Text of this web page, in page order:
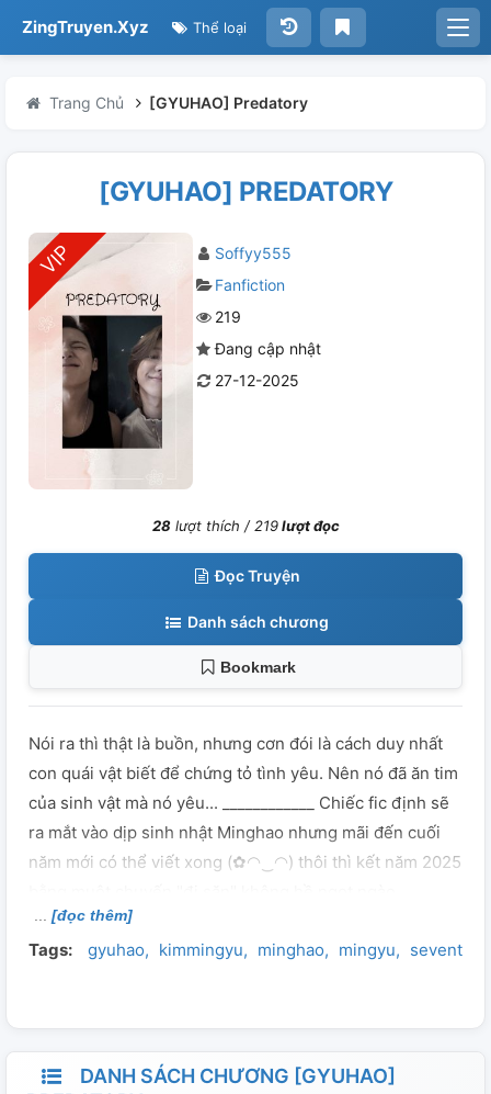
ZingTruyen.Xyz Thể loại
Trang Chủ [GYUHAO] Predatory
[GYUHAO] PREDATORY
Soffyy555
Fanfiction
219
Đang cập nhật
27-12-2025
28lượt thích /219lượt đọc
Đọc Truyện
Danh sách chương
Bookmark
Nói ra thì thật là buồn, nhưng cơn đói là cách duy nhất
con quái vật biết để chứng tỏ tình yêu. Nên nó đã ăn tim
của sinh vật mà nó yêu... ____________ Chiếc fic định sẽ
ra mắt vào dịp sinh nhật Minghao nhưng mãi đến cuối
năm mới có thể viết xong (✿◠‿◠) thôi thì kết năm 2025
[đọc thêm]
Tags: gyuhao kimmingyu minghao mingyu seventeen
DANH SÁCH CHƯƠNG [GYUHAO]